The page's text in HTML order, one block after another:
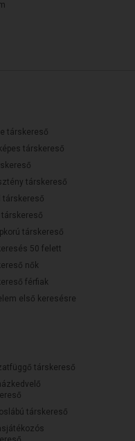
társkereső
társkereső
társkereső
társkereső
társkereső
társkereső
50 felett
nők
férfiak
első keresésre
társkereső
társkereső